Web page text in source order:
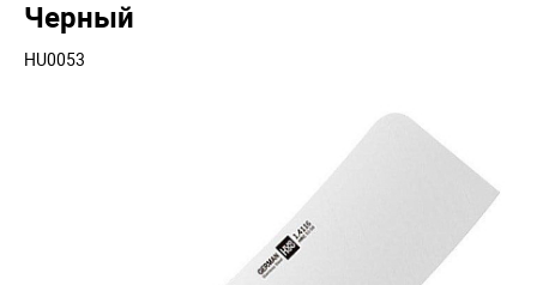
Черный
HU0053